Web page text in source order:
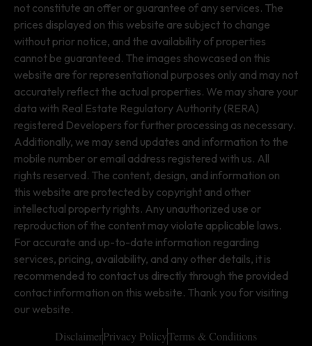
not constitute an offer or guarantee of any services. The
prices displayed on this website are subject to change
without prior notice, and the availability of properties
cannot be guaranteed. The images showcased on this
website are for representational purposes only and may not
accurately reflect the actual properties. We may share your
data with Real Estate Regulatory Authority (RERA)
registered Developers for further processing as necessary.
Additionally, we may send updates and information to the
mobile number or email address registered with us. All
rights reserved. The content, design, and information on
this website are protected by copyright and other
intellectual property rights. Any unauthorized use or
reproduction of the content may violate applicable laws.
For accurate and up-to-date information regarding
services, pricing, availability, and any other details, it is
recommended to contact us directly through the provided
contact information on this website. Thank you for visiting
our website.
DisclaimerPrivacy PolicyTerms & Conditions